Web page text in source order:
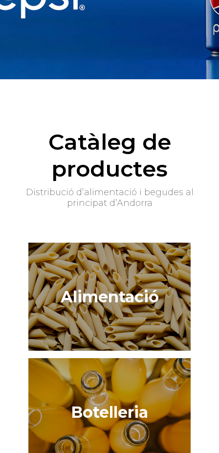
Heineken
Catàleg de
productes
Distribució d’alimentació i begudes al
principat d’Andorra
Alimentació
Botelleria